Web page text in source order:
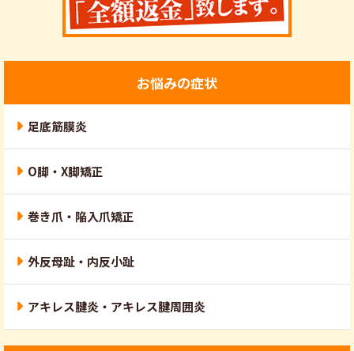
お悩みの症状
足底筋膜炎
O脚・X脚矯正
巻き爪・陥入爪矯正
外反母趾・内反小趾
アキレス腱炎・アキレス腱周囲炎